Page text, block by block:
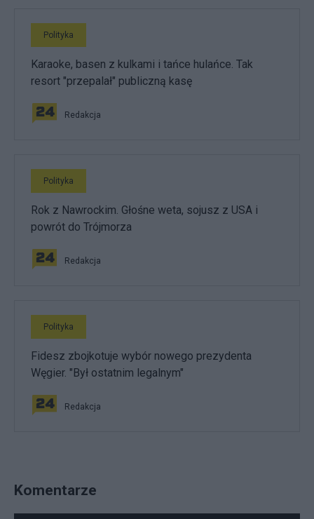
Polityka
Karaoke, basen z kulkami i tańce hulańce. Tak
resort "przepalał" publiczną kasę
Redakcja
Polityka
Rok z Nawrockim. Głośne weta, sojusz z USA i
powrót do Trójmorza
Redakcja
Polityka
Fidesz zbojkotuje wybór nowego prezydenta
Węgier. "Był ostatnim legalnym"
Redakcja
Komentarze